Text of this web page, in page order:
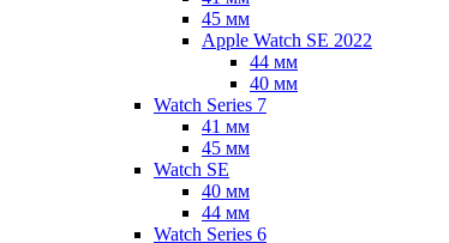
45 мм
Apple Watch SE 2022
44 мм
40 мм
Watch Series 7
41 мм
45 мм
Watch SE
40 мм
44 мм
Watch Series 6